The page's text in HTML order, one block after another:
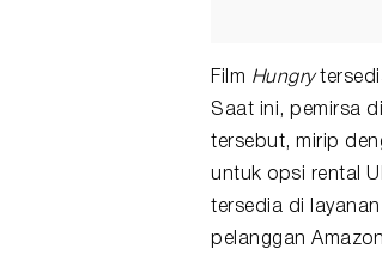
Film Hungry
Saat ini, pemirsa
tersebut, mirip
untuk opsi rental
tersedia di
pelanggan